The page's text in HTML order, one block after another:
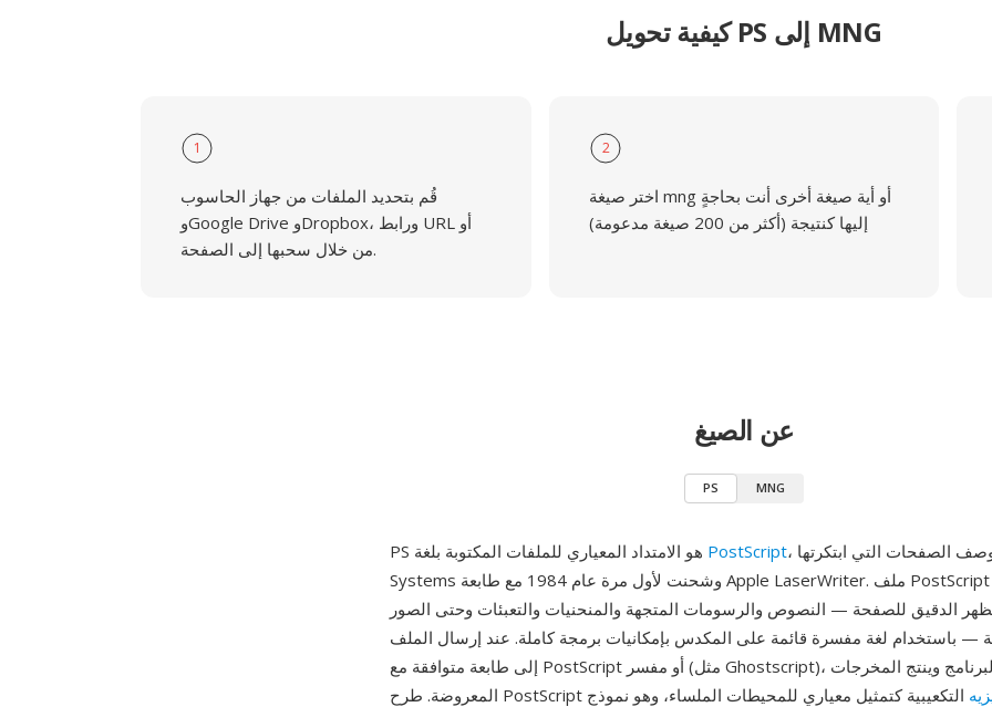
كيفية تحويل PS إلى MNG
1
قُم بتحديد الملفات من جهاز الحاسوب
وGoogle Drive وDropbox، ورابط URL أو
من خلال سحبها إلى الصفحة.
2
اختر صيغة mng أو أية صيغة أخرى أنت بحاجةٍ
إليها كنتيجة (أكثر من 200 صيغة مدعومة)
عن الصيغ
PS MNG
PostScript، لغة وصف الصفحات التي ابتكرتها Adobe
Systems وشحنت لأول مرة عام 1984 مع طابعة Apple LaserWriter. ملف PostScript هو برنامج كامل
الدقيق للصفحة — النصوص والرسومات المتجهة والمنحنيات والتعبئات وحتى الصور
— باستخدام لغة مفسرة قائمة على المكدس بإمكانيات برمجة كاملة. عند إرسال الملف
إلى طابعة متوافقة مع PostScript أو مفسر (مثل Ghostscript)، ينفذ البرنامج وينتج المخرجات
المعروضة. طرح PostScript التكعيبية كتمثيل معياري للمحيطات الملساء، وهو نموذج